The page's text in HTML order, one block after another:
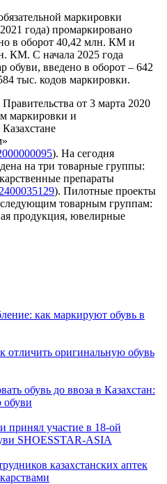
маркировки
года) промаркировано
в оборот 40,42 млн. КМ и
КМ. С начала 2025 года
обуви, введено в оборот – 642
тыс. кодов маркировки.
от 3 марта 2020
маркировки и
). На сегодня
на три товарные группы:
препараты
). Пилотные проекты
товарным группам:
продукция, ювелирные
как маркируют обувь в
отличить оригинальную обувь
обувь до ввоза в Казахстан:
обуви
принял участие в 18-ой
SHOESSTAR-ASIA
казахстанских аптек